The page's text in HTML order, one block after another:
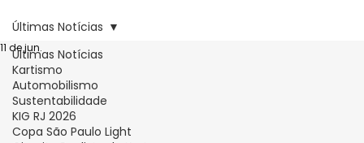
Últimas Notícias
Kartismo
Automobilismo
Sustentabilidade
KIG RJ 2026
Copa São Paulo Light
Últimas Notícias
11 de jun.